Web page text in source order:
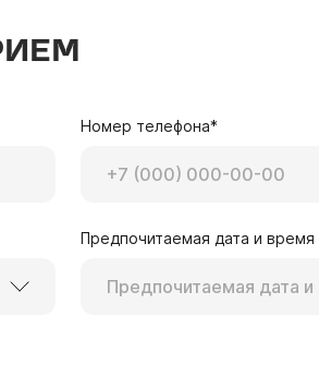
Номер телефона*
Предпочитаемая дата и время